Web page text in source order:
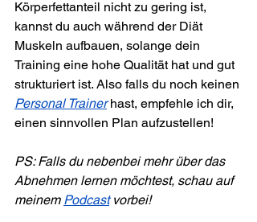
Körperfettanteil nicht zu gering ist,
kannst du auch während der Diät
Muskeln aufbauen, solange dein
Training eine hohe Qualität hat und gut
strukturiert ist. Also falls du noch keinen
Personal Trainer hast, empfehle ich dir,
einen sinnvollen Plan aufzustellen!
PS: Falls du nebenbei mehr über das
Abnehmen lernen möchtest, schau auf
meinem Podcast vorbei!